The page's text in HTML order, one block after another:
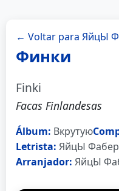
← Voltar para ЯйцЫ
Финки
Finki
Facas Finlandesas
Álbum: Вкрутую
Letrista: ЯйцЫ
Arranjador: ЯйцЫ